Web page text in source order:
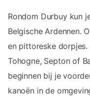
Rondom Durbuy kun
Belgische Ardennen.
en pittoreske
Tohogne, Septon of
beginnen bij je
kanoën in de